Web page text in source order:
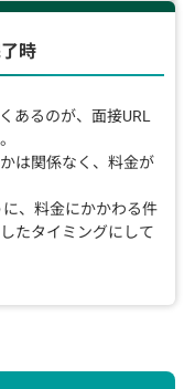
時
あるのが、面接URL
は関係なく、料金が
、料金にかかわる件
たタイミングにして